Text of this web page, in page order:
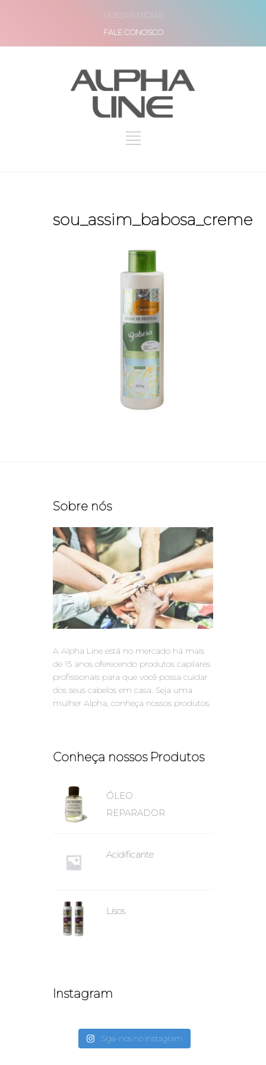
NOSSAS MÍDIAS
FALE CONOSCO
sou_assim_babosa_creme
Sobre nós
A Alpha Line está no mercado há mais
de 15 anos oferecendo produtos capilares
profissionais para que você possa cuidar
dos seus cabelos em casa. Seja uma
mulher Alpha, conheça nossos produtos.
Conheça nossos Produtos
ÓLEO
REPARADOR
Acidificante
Lisos
Instagram
Siga-nos no Instagram